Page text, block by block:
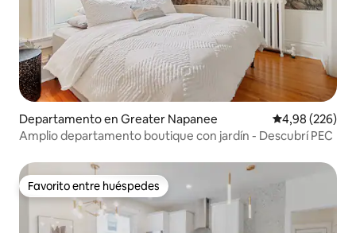
Departamento en Greater Napanee Calificación
4,98 (226)
Amplio departamento boutique con jardín - Descubrí PEC
Favorito entre huéspedes
Favorito entre huéspedes